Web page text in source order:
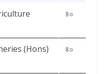
৪০
(Hons) ৪০